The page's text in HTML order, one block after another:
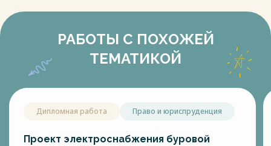
РАБОТЫ С ПОХОЖЕЙ
ТЕМАТИКОЙ
Дипломная работа Право и юриспруденция
Проект электроснабжения буровой